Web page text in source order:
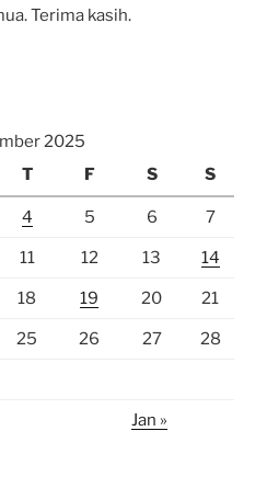
Terima kasih.
2025
T F S S
4 5 6 7
11 12 13 14
18 19 20 21
25 26 27 28
Jan »